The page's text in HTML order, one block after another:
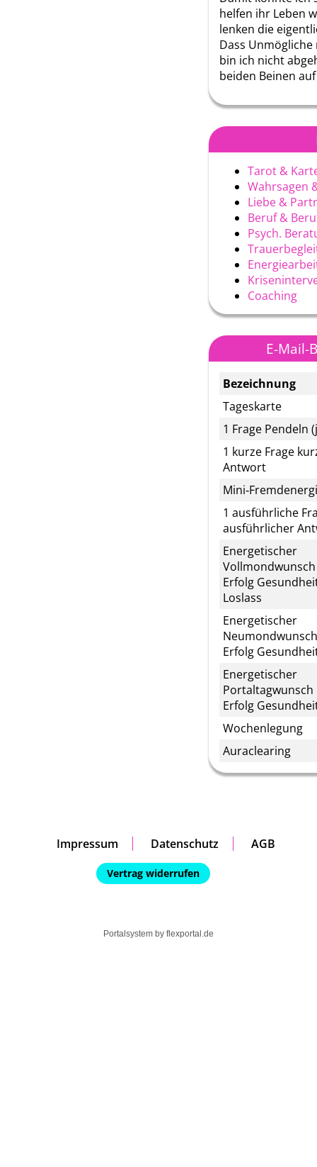
helfen ihr Leben
lenken die
Dass
bin ich nicht
beiden Beinen
Tarot &
Wahrsagen
Liebe &
Beruf &
Psych.
Coaching
E-Mail-
Bezeichnung
Tageskarte
1 Frage Pendeln
1 kurze Frage
Antwort
1 ausführliche
ausführlicher
Energetischer
Erfolg
Loslass
Energetischer
Erfolg
Energetischer
Portaltagwunsch
Erfolg
Wochenlegung
Auraclearing
Impressum Datenschutz AGB
Vertrag widerrufen
Portalsystem by flexportal.de